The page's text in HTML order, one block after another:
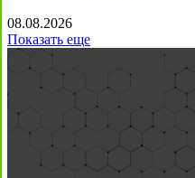
08.08.2026
Показать еще